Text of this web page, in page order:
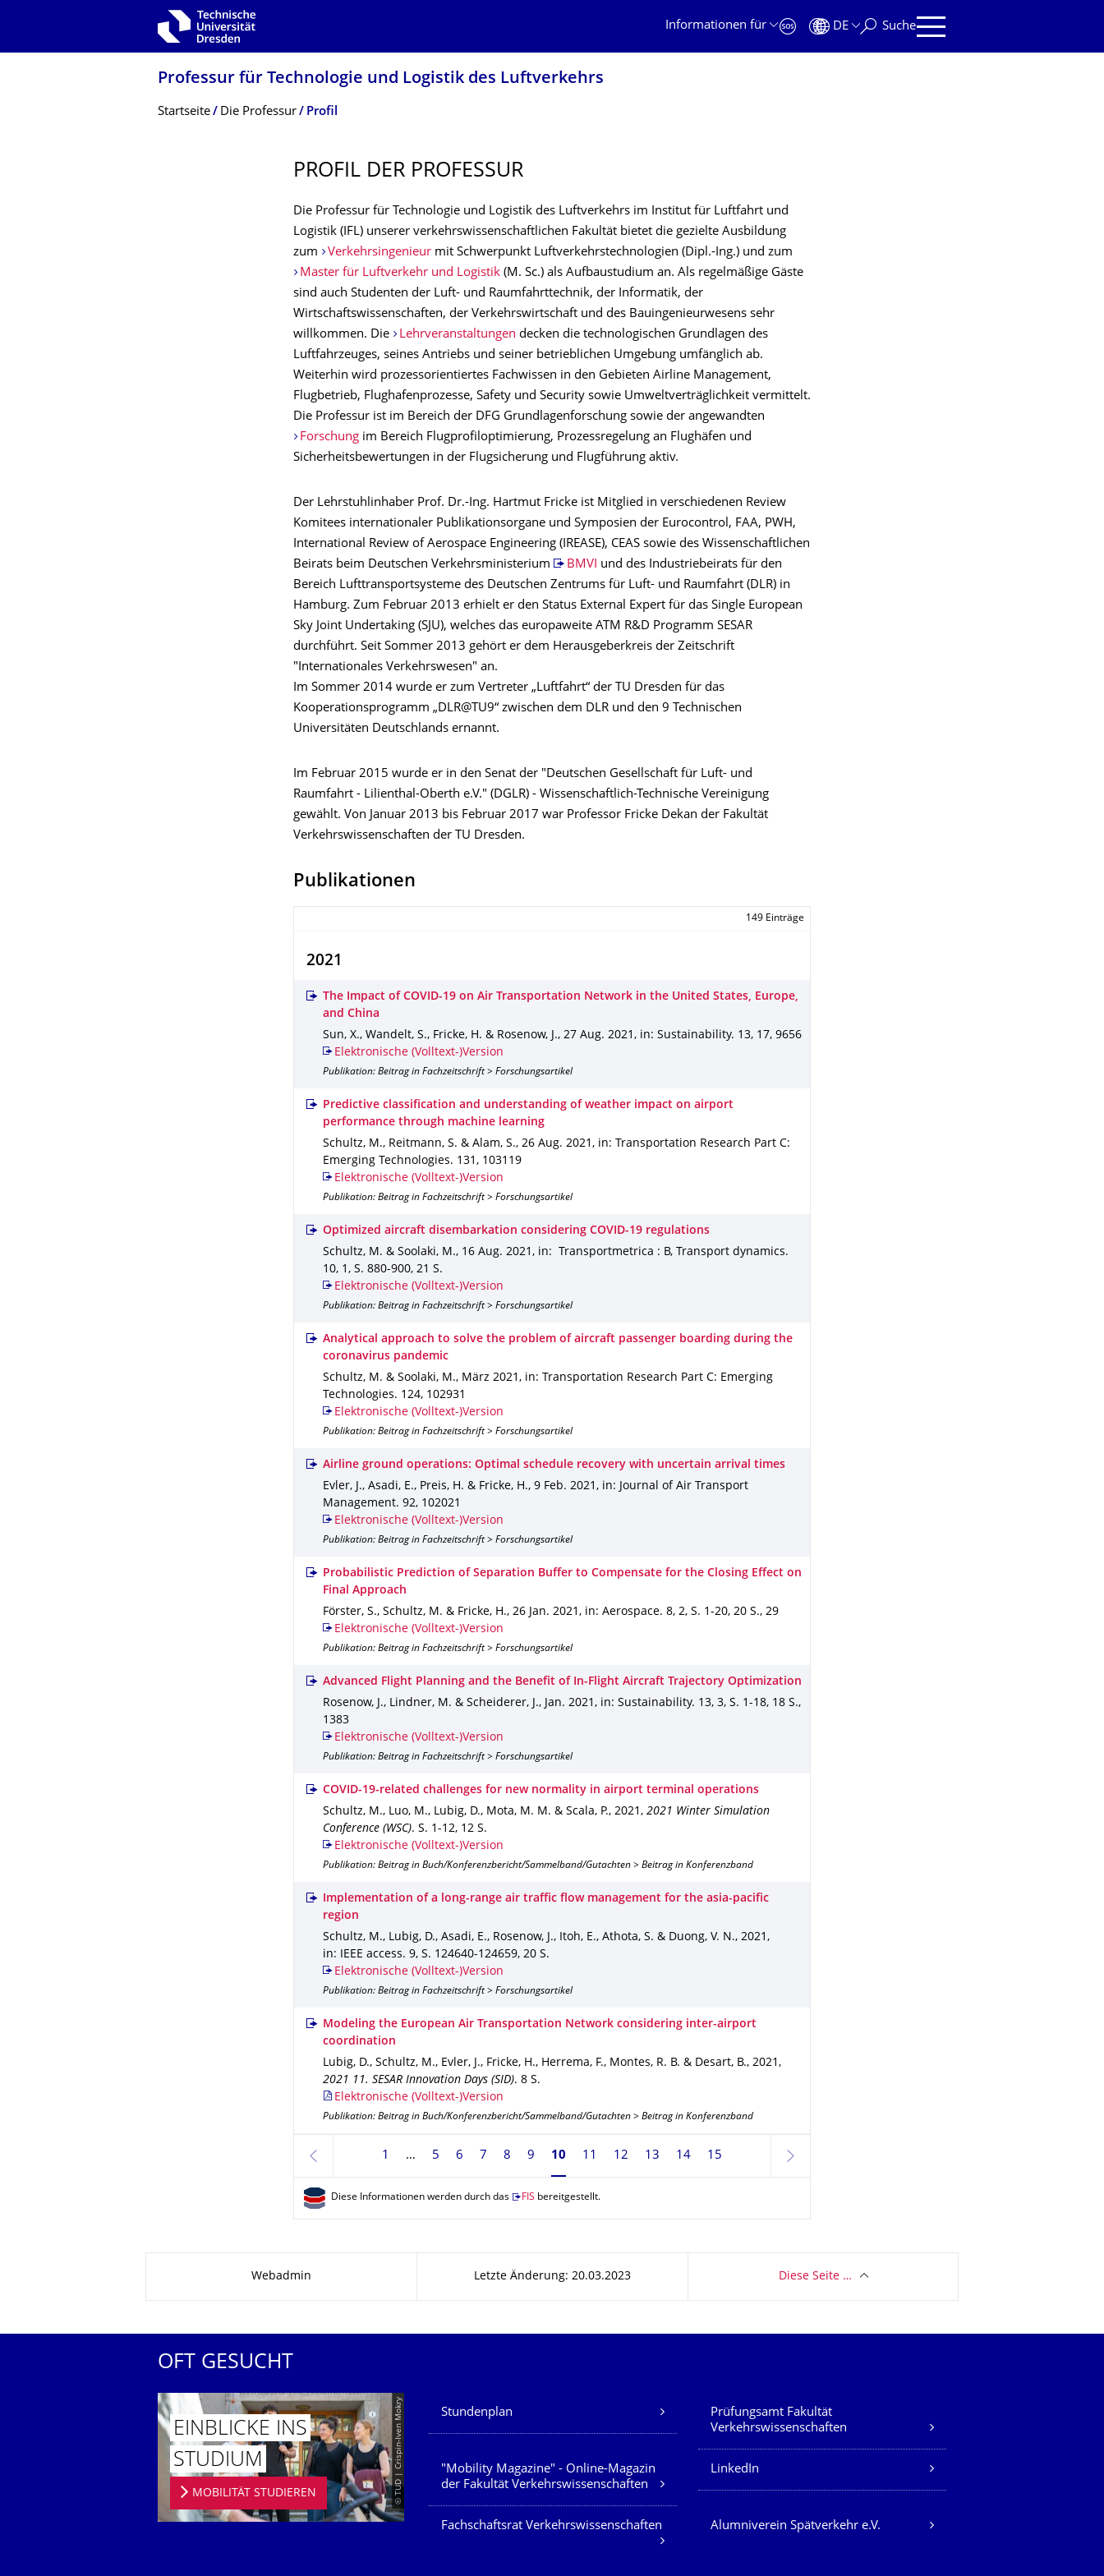
Zur Hauptnavigation springen
Informationen für
DE Suche
Professur für Technologie und Logistik des Luftverkehrs
Breadcrumb-Menü
Startseite Die Professur Profil
PROFIL DER PROFESSUR
Die Professur für Technologie und Logistik des Luftverkehrs im Institut für Luftfahrt und
Logistik (IFL) unserer verkehrswissenschaftlichen Fakultät bietet die gezielte Ausbildung
zum
Verkehrsingenieurmit Schwerpunkt Luftverkehrstechnologien (Dipl.-Ing.) und zum
Master für Luftverkehr und Logistik(M. Sc.) als Aufbaustudium an. Als regelmäßige Gäste
sind auch Studenten der Luft- und Raumfahrttechnik, der Informatik, der
Wirtschaftswissenschaften, der Verkehrswirtschaft und des Bauingenieurwesens sehr
willkommen. Die
Lehrveranstaltungen decken die technologischen Grundlagen des
Luftfahrzeuges, seines Antriebs und seiner betrieblichen Umgebung umfänglich ab.
Weiterhin wird prozessorientiertes Fachwissen in den Gebieten Airline Management,
Flugbetrieb, Flughafenprozesse, Safety und Security sowie Umweltverträglichkeit vermittelt.
Die Professur ist im Bereich der DFG Grundlagenforschung sowie der angewandten
Forschungim Bereich Flugprofiloptimierung, Prozessregelung an Flughäfen und
Sicherheitsbewertungen in der Flugsicherung und Flugführung aktiv.
Der Lehrstuhlinhaber Prof. Dr.-Ing. Hartmut Fricke ist Mitglied in verschiedenen Review
Komitees internationaler Publikationsorgane und Symposien der Eurocontrol, FAA, PWH,
International Review of Aerospace Engineering (IREASE), CEAS sowie des Wissenschaftlichen
Beirats beim Deutschen Verkehrsministerium
BMVI und des Industriebeirats für den
Bereich Lufttransportsysteme des Deutschen Zentrums für Luft- und Raumfahrt (DLR) in
Hamburg. Zum Februar 2013 erhielt er den Status External Expert für das Single European
Sky Joint Undertaking (SJU), welches das europaweite ATM R&D Programm SESAR
durchführt. Seit Sommer 2013 gehört er dem Herausgeberkreis der Zeitschrift
"Internationales Verkehrswesen" an.
Im Sommer 2014 wurde er zum Vertreter „Luftfahrt“ der TU Dresden für das
Kooperationsprogramm „DLR@TU9“ zwischen dem DLR und den 9 Technischen
Universitäten Deutschlands ernannt.
Im Februar 2015 wurde er in den Senat der "Deutschen Gesellschaft für Luft- und
Raumfahrt - Lilienthal-Oberth e.V." (DGLR) - Wissenschaftlich-Technische Vereinigung
gewählt. Von Januar 2013 bis Februar 2017 war Professor Fricke Dekan der Fakultät
Verkehrswissenschaften der TU Dresden.
Publikationen
149 Einträge
2021
The Impact of COVID-19 on Air Transportation Network in the United States, Europe,
and China
Sun, X., Wandelt, S., Fricke, H. & Rosenow, J., 27 Aug. 2021 , in: Sustainability. 13, 17, 9656
Elektronische (Volltext-)Version
Publikation: Beitrag in Fachzeitschrift > Forschungsartikel
Predictive classification and understanding of weather impact on airport
performance through machine learning
Schultz, M., Reitmann, S. & Alam, S., 26 Aug. 2021 , in: Transportation Research Part C:
Emerging Technologies. 131 , 103119
Elektronische (Volltext-)Version
Publikation: Beitrag in Fachzeitschrift > Forschungsartikel
Optimized aircraft disembarkation considering COVID-19 regulations
Schultz, M. & Soolaki, M., 16 Aug. 2021 , in: Transportmetrica : B, Transport dynamics.
10, 1 , S. 880-900, 21 S.
Elektronische (Volltext-)Version
Publikation: Beitrag in Fachzeitschrift > Forschungsartikel
Analytical approach to solve the problem of aircraft passenger boarding during the
coronavirus pandemic
Schultz, M. & Soolaki, M., März 2021 , in: Transportation Research Part C: Emerging
Technologies. 124, 102931
Elektronische (Volltext-)Version
Publikation: Beitrag in Fachzeitschrift > Forschungsartikel
Airline ground operations: Optimal schedule recovery with uncertain arrival times
Evler, J., Asadi, E., Preis, H. & Fricke, H., 9 Feb. 2021 , in: Journal of Air Transport
Management. 92, 102021
Elektronische (Volltext-)Version
Publikation: Beitrag in Fachzeitschrift > Forschungsartikel
Probabilistic Prediction of Separation Buffer to Compensate for the Closing Effect on
Final Approach
Förster, S., Schultz, M. & Fricke, H., 26 Jan. 2021 , in: Aerospace. 8, 2, S. 1-20, 20 S., 29
Elektronische (Volltext-)Version
Publikation: Beitrag in Fachzeitschrift > Forschungsartikel
Advanced Flight Planning and the Benefit of In-Flight Aircraft Trajectory Optimization
Rosenow, J., Lindner, M. & Scheiderer, J., Jan. 2021 , in: Sustainability. 13, 3, S. 1-18, 18 S.,
1383
Elektronische (Volltext-)Version
Publikation: Beitrag in Fachzeitschrift > Forschungsartikel
COVID-19-related challenges for new normality in airport terminal operations
Schultz, M., Luo, M., Lubig, D., Mota, M. M. & Scala, P., 2021 , 2021 Winter Simulation
Conference (WSC). S. 1-12, 12 S.
Elektronische (Volltext-)Version
Publikation: Beitrag in Buch/Konferenzbericht/Sammelband/Gutachten > Beitrag in Konferenzband
Implementation of a long-range air traffic flow management for the asia-pacific
region
Schultz, M., Lubig, D., Asadi, E., Rosenow, J., Itoh, E., Athota, S. & Duong, V. N., 2021 ,
in: IEEE access. 9, S. 124640-124659, 20 S.
Elektronische (Volltext-)Version
Publikation: Beitrag in Fachzeitschrift > Forschungsartikel
Modeling the European Air Transportation Network considering inter-airport
coordination
Lubig, D., Schultz, M., Evler, J., Fricke, H., Herrema, F., Montes, R. B. & Desart, B., 2021 ,
2021 11. SESAR Innovation Days (SID). 8 S.
Elektronische (Volltext-)Version
Publikation: Beitrag in Buch/Konferenzbericht/Sammelband/Gutachten > Beitrag in Konferenzband
zurück
1 5 6 7 8 9 Seite 10, aktuell ausgewählt
10 11 12 13 14 15
weiter
Diese Informationen werden durch das FIS bereitgestellt.
Webadmin Letzte Änderung: 20.03.2023 Diese Seite …
OFT GESUCHT
© TUD | Crispin-Iven Mokry
EINBLICKE INS
STUDIUM
MOBILITÄT STUDIEREN
Unsere Dienste
Stundenplan
Prüfungsamt Fakultät
Verkehrswissenschaften
"Mobility Magazine" - Online-Magazin
der Fakultät Verkehrswissenschaften
LinkedIn
Fachschaftsrat Verkehrswissenschaften Alumniverein Spätverkehr e.V.